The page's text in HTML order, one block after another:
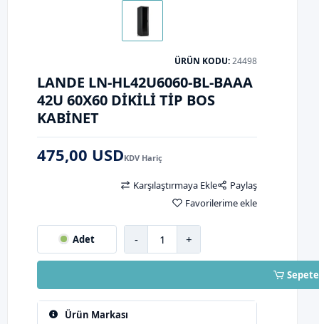
ÜRÜN KODU:24498
LANDE LN-HL42U6060-BL-BAAA
42U 60X60 DIKILI TIP BOS
KABINET
475,00 USDKDV Hariç
Ürün Markası
Karşılaştırmaya Ekle
Paylaş
Favorilerime ekle
Adet - +